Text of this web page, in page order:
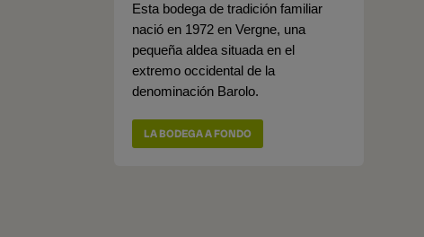
Esta bodega de tradición familiar
nació en 1972 en Vergne, una
pequeña aldea situada en el
extremo occidental de la
denominación Barolo.
LA BODEGA A FONDO